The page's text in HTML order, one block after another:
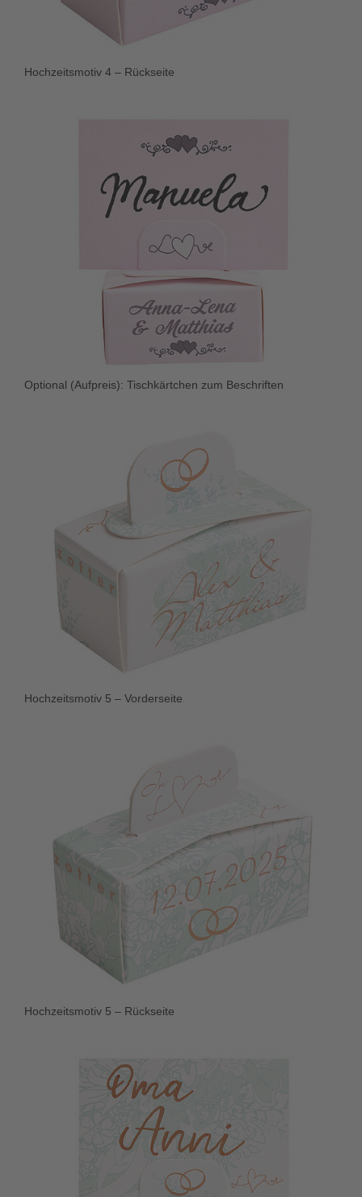
Hochzeitsmotiv 4 – Rückseite
Optional (Aufpreis): Tischkärtchen zum Beschriften
Hochzeitsmotiv 5 – Vorderseite
Hochzeitsmotiv 5 – Rückseite